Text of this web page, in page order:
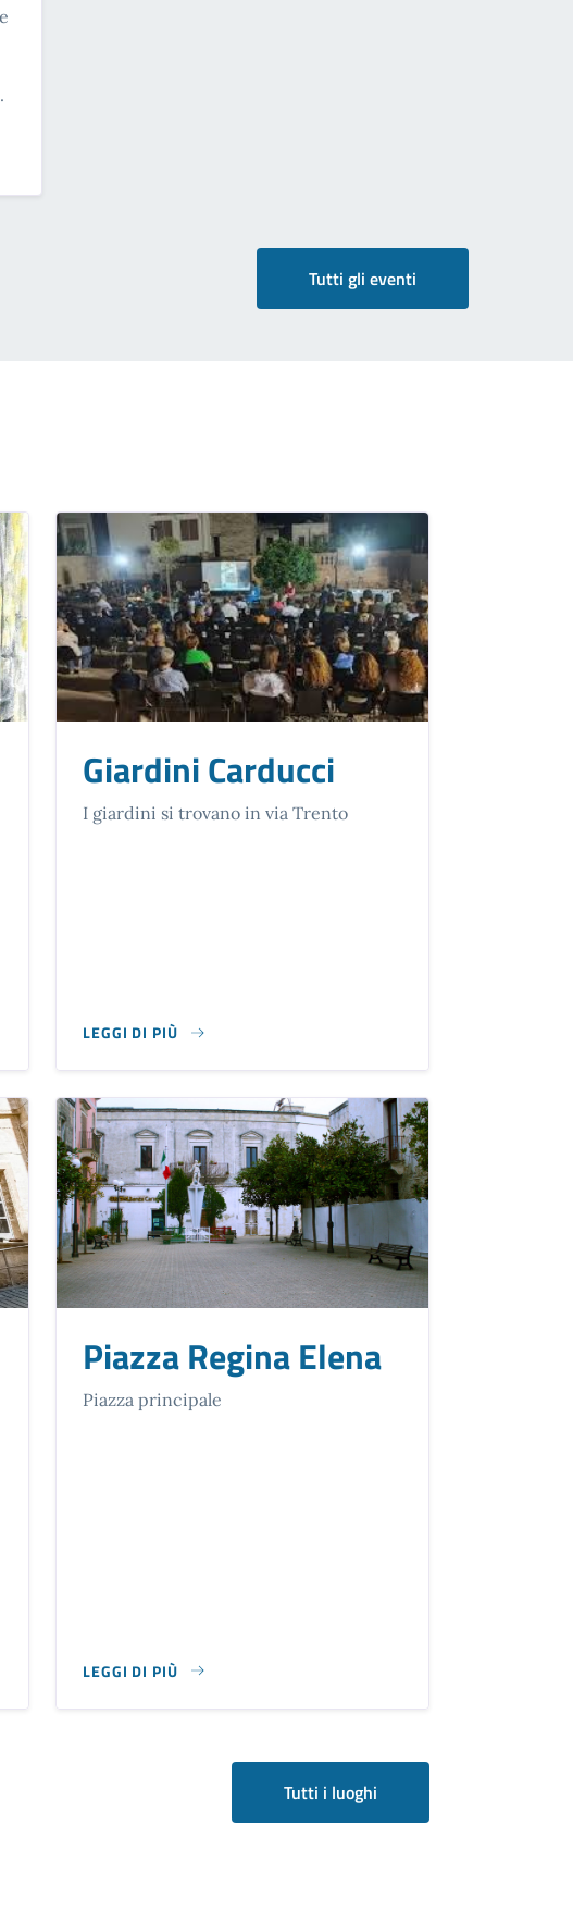
Tutti gli eventi
- FRAGAGNANO
Giardini Carducci
I giardini si trovano in via Trento
LEGGI DI PIÙ
SU GIARDINI CARDUCCI
Piazza Regina Elena
Piazza principale
LEGGI DI PIÙ
SU PIAZZA REGINA ELENA
Tutti i luoghi